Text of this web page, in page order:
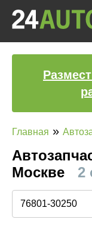
Главная »
Москве
2